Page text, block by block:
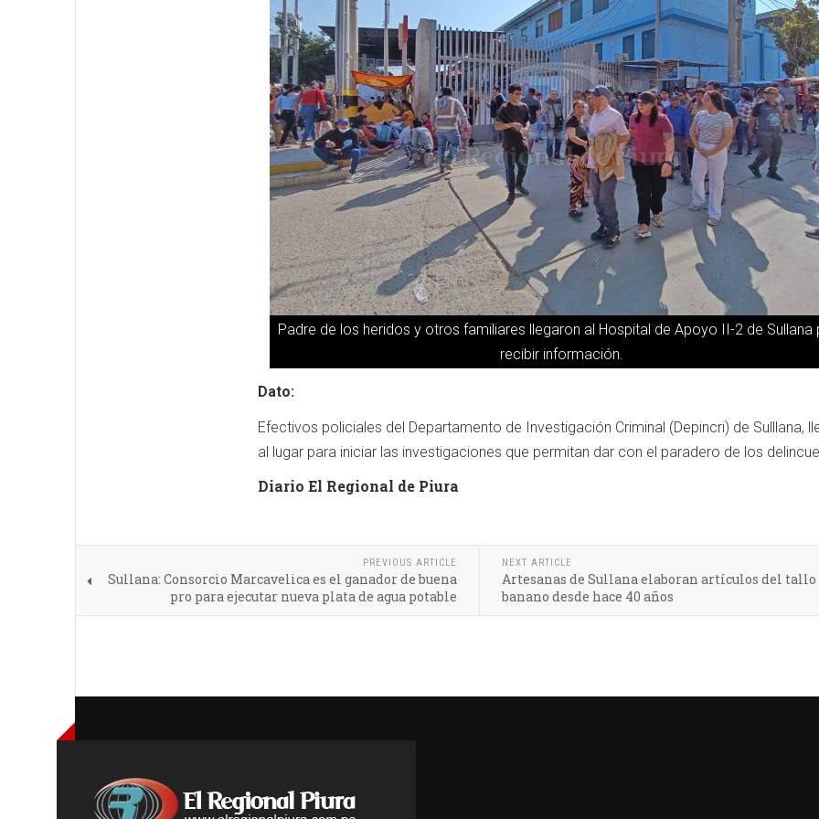
Padre de los heridos y otros familiares llegaron al Hospital de Apoyo II-2 de Sullana
recibir información.
Dato:
Efectivos policiales del Departamento de Investigación Criminal (Depincri) de Sulllana,
al lugar para iniciar las investigaciones que permitan dar con el paradero de los
Diario El Regional de Piura
PREVIOUS ARTICLE
Sullana: Consorcio Marcavelica es el ganador de buena
pro para ejecutar nueva plata de agua potable
NEXT ARTICLE
Artesanas de Sullana elaboran artículos del
banano desde hace 40 años